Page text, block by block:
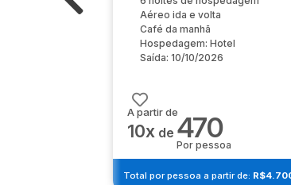
Aéreo ida e volta
Café da manhã
Hospedagem: Hotel
Saída: 10/10/2026
A partir de
10x de 470
Por pessoa
Total por pessoa a partir de: